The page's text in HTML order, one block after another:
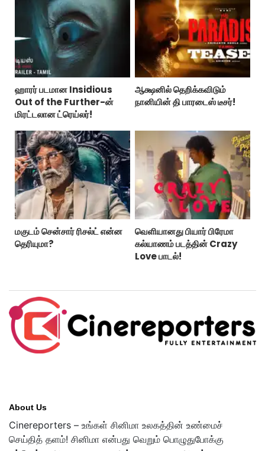
ஹாரர் படமான Insidious
Out of the Further-ன்
மிரட்டலான ட்ரெய்லர்!
ஆக்ஷனில் தெறிக்கவிடும்
நானியின் தி பாரடைஸ் டீசர்!
மகுடம் சென்சார் ரிசல்ட் என்ன
தெரியுமா?
வெளியானது பியார் பிரேமா
கல்யாணம் படத்தின் Crazy
Love பாடல்!
About Us
Cinereporters – உங்கள் சினிமா உலகத்தின் உண்மைச்
செய்தித் தளம்! சினிமா என்பது வெறும் பொழுதுபோக்கு